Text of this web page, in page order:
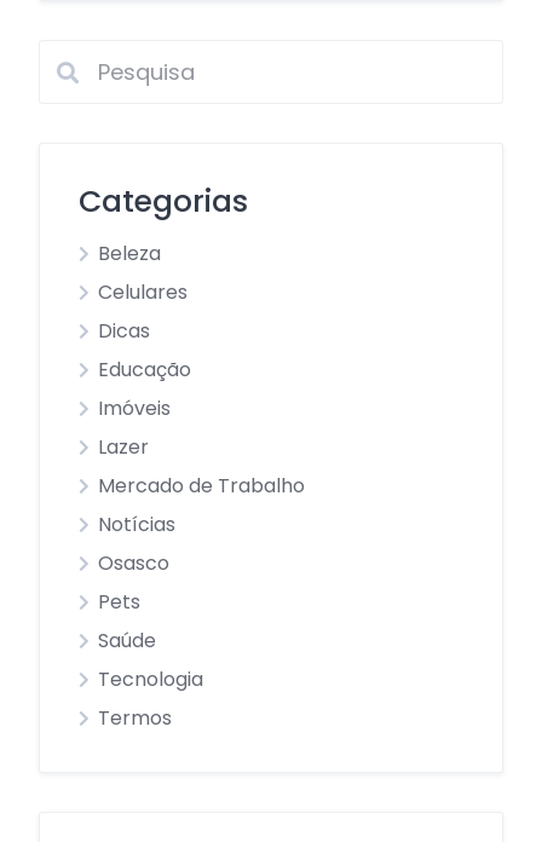
Categorias
Beleza
Celulares
Dicas
Educação
Imóveis
Lazer
Mercado de Trabalho
Notícias
Osasco
Pets
Saúde
Tecnologia
Termos